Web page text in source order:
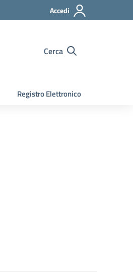
Accedi
Cerca
Registro Elettronico